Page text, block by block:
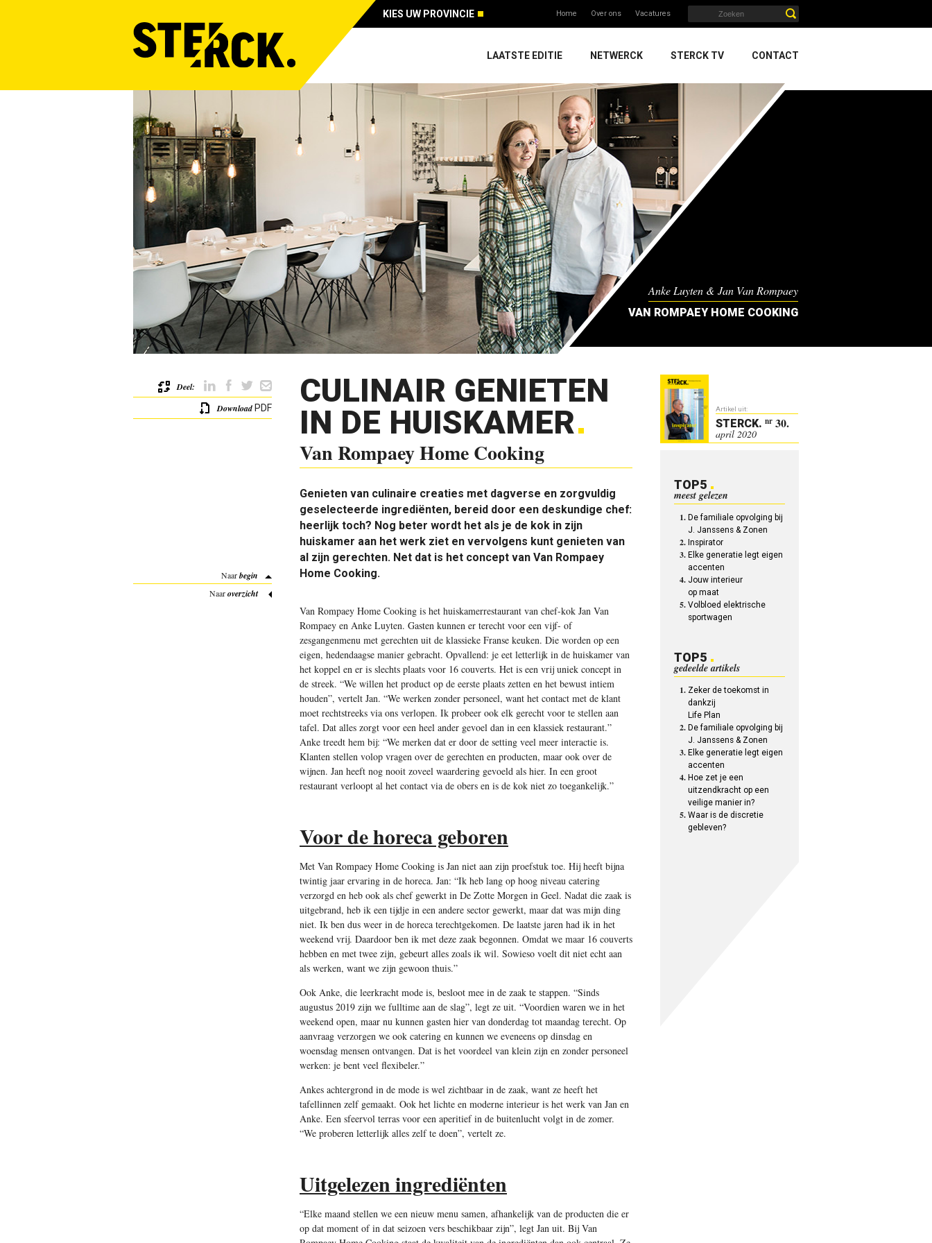
KIES UW PROVINCIE Home Over ons Vacatures
LAATSTE EDITIE NETWERCK STERCK TV CONTACT
Anke Luyten & Jan Van Rompaey
VAN ROMPAEY HOME COOKING
CULINAIR GENIETEN
IN DE HUISKAMER
Van Rompaey Home Cooking
Genieten van culinaire creaties met dagverse en zorgvuldig
geselecteerde ingrediënten, bereid door een deskundige chef:
heerlijk toch? Nog beter wordt het als je de kok in zijn
huiskamer aan het werk ziet en vervolgens kunt genieten van
al zijn gerechten. Net dat is het concept van Van Rompaey
Home Cooking.
Van Rompaey Home Cooking is het huiskamerrestaurant van chef-kok Jan Van
Rompaey en Anke Luyten. Gasten kunnen er terecht voor een vijf- of
zesgangenmenu met gerechten uit de klassieke Franse keuken. Die worden op een
eigen, hedendaagse manier gebracht. Opvallend: je eet letterlijk in de huiskamer van
het koppel en er is slechts plaats voor 16 couverts. Het is een vrij uniek concept in
de streek. “We willen het product op de eerste plaats zetten en het bewust intiem
houden”, vertelt Jan. “We werken zonder personeel, want het contact met de klant
moet rechtstreeks via ons verlopen. Ik probeer ook elk gerecht voor te stellen aan
tafel. Dat alles zorgt voor een heel ander gevoel dan in een klassiek restaurant.”
Anke treedt hem bij: “We merken dat er door de setting veel meer interactie is.
Klanten stellen volop vragen over de gerechten en producten, maar ook over de
wijnen. Jan heeft nog nooit zoveel waardering gevoeld als hier. In een groot
restaurant verloopt al het contact via de obers en is de kok niet zo toegankelijk.”
Voor de horeca geboren
Met Van Rompaey Home Cooking is Jan niet aan zijn proefstuk toe. Hij heeft bijna
twintig jaar ervaring in de horeca. Jan: “Ik heb lang op hoog niveau catering
verzorgd en heb ook als chef gewerkt in De Zotte Morgen in Geel. Nadat die zaak is
uitgebrand, heb ik een tijdje in een andere sector gewerkt, maar dat was mijn ding
niet. Ik ben dus weer in de horeca terechtgekomen. De laatste jaren had ik in het
weekend vrij. Daardoor ben ik met deze zaak begonnen. Omdat we maar 16 couverts
hebben en met twee zijn, gebeurt alles zoals ik wil. Sowieso voelt dit niet echt aan
als werken, want we zijn gewoon thuis.”
Ook Anke, die leerkracht mode is, besloot mee in de zaak te stappen. “Sinds
augustus 2019 zijn we fulltime aan de slag”, legt ze uit. “Voordien waren we in het
weekend open, maar nu kunnen gasten hier van donderdag tot maandag terecht. Op
aanvraag verzorgen we ook catering en kunnen we eveneens op dinsdag en
woensdag mensen ontvangen. Dat is het voordeel van klein zijn en zonder personeel
werken: je bent veel flexibeler.”
Ankes achtergrond in de mode is wel zichtbaar in de zaak, want ze heeft het
tafellinnen zelf gemaakt. Ook het lichte en moderne interieur is het werk van Jan en
Anke. Een sfeervol terras voor een aperitief in de buitenlucht volgt in de zomer.
“We proberen letterlijk alles zelf te doen”, vertelt ze.
Uitgelezen ingrediënten
“Elke maand stellen we een nieuw menu samen, afhankelijk van de producten die er
op dat moment of in dat seizoen vers beschikbaar zijn”, legt Jan uit. Bij Van
Deel:
DownloadPDF
Naarbegin
Naaroverzicht
Artikel uit:
STERCK. nr 30.
april 2020
TOP5
meest gelezen
De familiale opvolging bij
J. Janssens & Zonen
Inspirator
Elke generatie legt eigen
accenten
Jouw interieur
op maat
Volbloed elektrische
sportwagen
TOP5
gedeelde artikels
Zeker de toekomst in
dankzij
Life Plan
De familiale opvolging bij
J. Janssens & Zonen
Elke generatie legt eigen
accenten
Hoe zet je een
uitzendkracht op een
veilige manier in?
Waar is de discretie
gebleven?